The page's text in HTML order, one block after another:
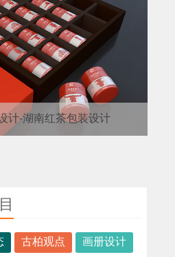
计-湖南红茶包装设计
古柏观点 画册设计